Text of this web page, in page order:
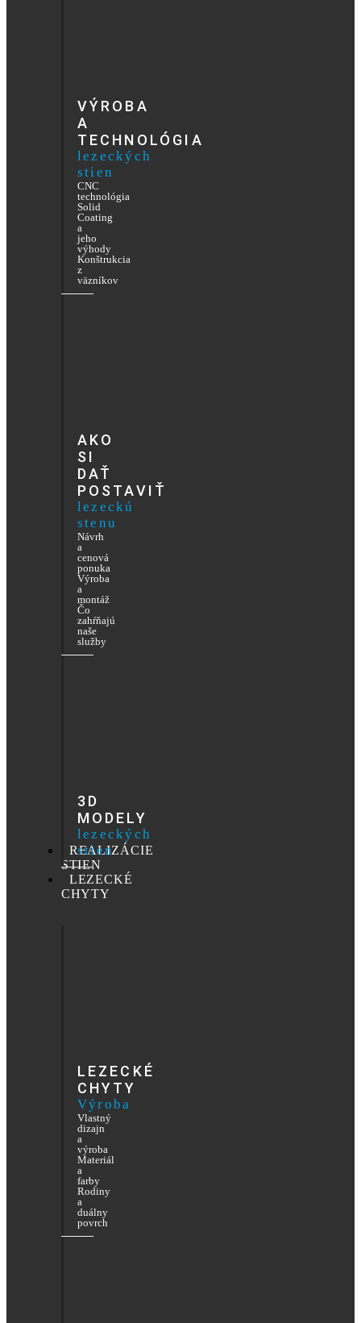
VÝROBA
A
TECHNOLÓGIA
lezeckých
stien
CNC
technológia
Solid
Coating
a
jeho
výhody
Konštrukcia
z
väzníkov
AKO
SI
DAŤ
POSTAVIŤ
lezeckú
stenu
Návrh
a
cenová
ponuka
Výroba
a
montáž
Čo
zahŕňajú
naše
služby
3D
MODELY
lezeckých
stien
REALIZÁCIE
STIEN
LEZECKÉ
CHYTY
LEZECKÉ
CHYTY
Výroba
Vlastný
dizajn
a
výroba
Materiál
a
farby
Rodiny
a
duálny
povrch